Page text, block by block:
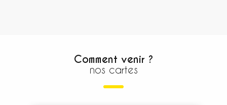
Comment venir ?
nos cartes